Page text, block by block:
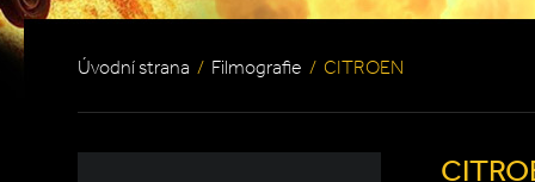
Úvodní strana / Filmografie / CITROEN